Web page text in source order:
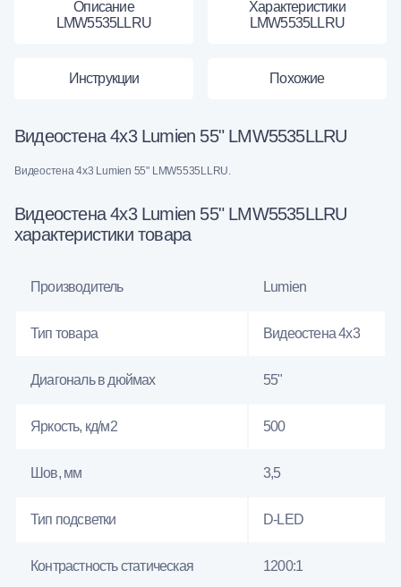
Описание
LMW5535LLRU
Характеристики
LMW5535LLRU
Инструкции Похожие
Видеостена 4x3 Lumien 55" LMW5535LLRU
Видеостена 4x3 Lumien 55" LMW5535LLRU.
Видеостена 4x3 Lumien 55" LMW5535LLRU
характеристики товара
Производитель Lumien
Тип товара Видеостена 4х3
Диагональ в дюймах 55"
Яркость, кд/м2 500
Шов, мм 3,5
Тип подсветки D-LED
Контрастность статическая 1200:1